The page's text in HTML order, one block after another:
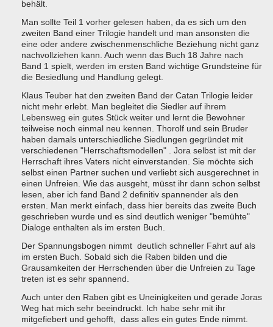
behält.
Man sollte Teil 1 vorher gelesen haben, da es sich um den
zweiten Band einer Trilogie handelt und man ansonsten die
eine oder andere zwischenmenschliche Beziehung nicht ganz
nachvollziehen kann. Auch wenn das Buch 18 Jahre nach
Band 1 spielt, werden im ersten Band wichtige Grundsteine für
die Besiedlung und Handlung gelegt.
Klaus Teuber hat den zweiten Band der Catan Trilogie leider
nicht mehr erlebt. Man begleitet die Siedler auf ihrem
Lebensweg ein gutes Stück weiter und lernt die Bewohner
teilweise noch einmal neu kennen. Thorolf und sein Bruder
haben damals unterschiedliche Siedlungen gegründet mit
verschiedenen "Herrschaftsmodellen" . Jora selbst ist mit der
Herrschaft ihres Vaters nicht einverstanden. Sie möchte sich
selbst einen Partner suchen und verliebt sich ausgerechnet in
einen Unfreien. Wie das ausgeht, müsst ihr dann schon selbst
lesen, aber ich fand Band 2 definitiv spannender als den
ersten. Man merkt einfach, dass hier bereits das zweite Buch
geschrieben wurde und es sind deutlich weniger "bemühte"
Dialoge enthalten als im ersten Buch.
Der Spannungsbogen nimmt deutlich schneller Fahrt auf als
im ersten Buch. Sobald sich die Raben bilden und die
Grausamkeiten der Herrschenden über die Unfreien zu Tage
treten ist es sehr spannend.
Auch unter den Raben gibt es Uneinigkeiten und gerade Joras
Weg hat mich sehr beeindruckt. Ich habe sehr mit ihr
mitgefiebert und gehofft, dass alles ein gutes Ende nimmt.